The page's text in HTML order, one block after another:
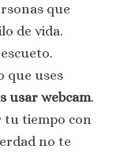
que
de vida.
que uses
usar webcam.
tu tiempo con
no te